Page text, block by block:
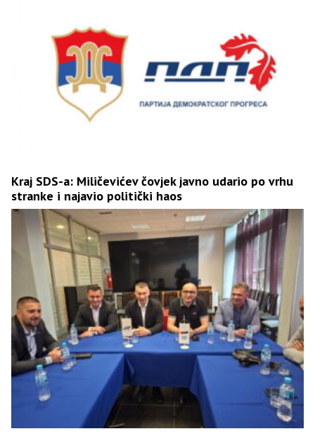
Kraj SDS-a: Miličevićev čovjek javno udario po vrhu
stranke i najavio politički haos